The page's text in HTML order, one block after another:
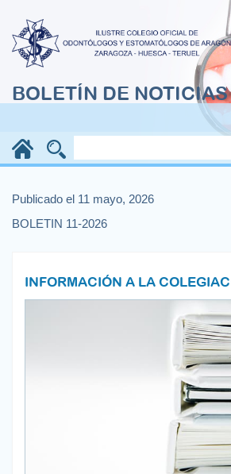
BOLETÍN DE NOTICIAS
Publicado el 11 mayo, 2026
BOLETIN 11-2026
INFORMACIÓN A LA